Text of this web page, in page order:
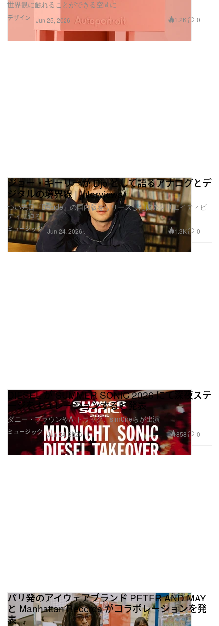
デザイン
世界観に触れることができる空間に
Jun 25, 2026 1.2K 0
ミュージック
ジョー・キーリーが Djo として語るアナログとデ
ジタルの境界線 | Interviews
つい先日『Decide』の国内版をリリースした彼のクリエイティビ
ティに迫る
Jun 24, 2026 1.3K 0
ミュージック
DIESEL が SUMMER SONIC 2026 にて深夜ステ
ージをキュレーションすると発表
ダニー・ブラウンやA-トラック、sim0neらが出演
Jun 24, 2026 858 0
パリ発のアイウェアブランド PETER AND MAY
と Manhattan Records がコラボレーションを発
表